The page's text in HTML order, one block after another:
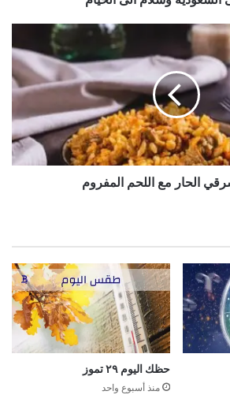
الحار مع اللحم المفروم
حظك اليوم ٢٩ تموز
منذ أسبوع واحد